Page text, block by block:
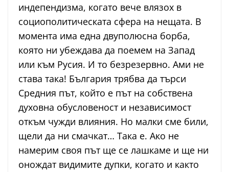
индепендизма, когато вече влязох в
социополитическата сфера на нещата. В
момента има една двуполюсна борба,
която ни убеждава да поемем на Запад
или към Русия. И то безрезервно. Ами не
става така! България трябва да търси
Средния път, който е път на собствена
духовна обусловеност и независимост
откъм чужди влияния. Но малки сме били,
щели да ни смачкат… Така е. Ако не
намерим своя път ще се лашкаме и ще ни
онождат видимите дупки, когато и както